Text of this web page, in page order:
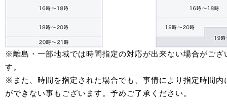
※離島・一部地域では時間指定の対応が出来ない場合がござ
す。
※また、時間を指定された場合でも、事情により指定時間内
ができない事もございます。予めご了承ください。